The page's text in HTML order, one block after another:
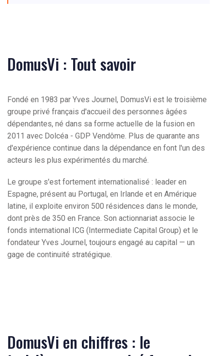
DomusVi : Tout savoir
Fondé en 1983 par Yves Journel, DomusVi est le troisième
groupe privé français d'accueil des personnes âgées
dépendantes, né dans sa forme actuelle de la fusion en
2011 avec Dolcéa - GDP Vendôme. Plus de quarante ans
d'expérience continue dans la dépendance en font l'un des
acteurs les plus expérimentés du marché.
Le groupe s'est fortement internationalisé : leader en
Espagne, présent au Portugal, en Irlande et en Amérique
latine, il exploite environ 500 résidences dans le monde,
dont près de 350 en France. Son actionnariat associe le
fonds international ICG (Intermediate Capital Group) et le
fondateur Yves Journel, toujours engagé au capital — un
gage de continuité stratégique.
DomusVi en chiffres : le